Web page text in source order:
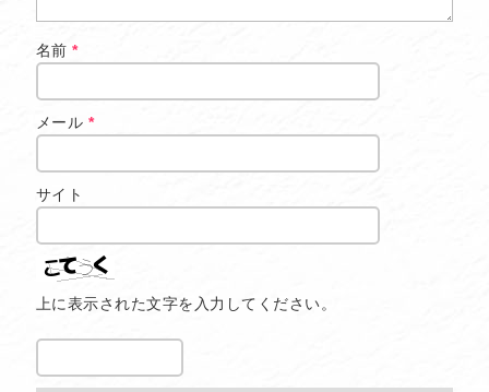
名前*
メール *
サイト
上に表示された文字を入力してください。